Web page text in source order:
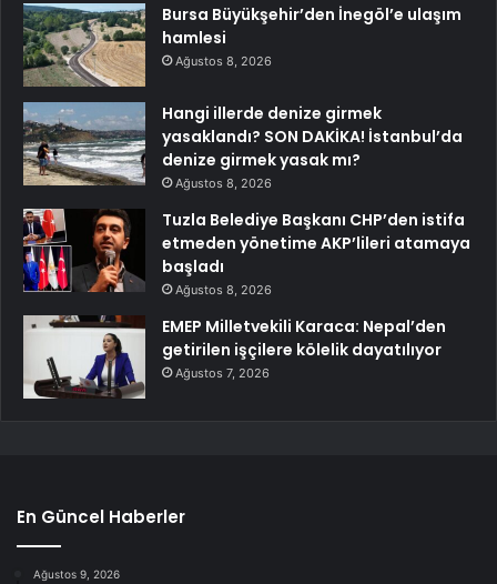
Bursa Büyükşehir’den İnegöl’e ulaşım
hamlesi
Ağustos 8, 2026
Hangi illerde denize girmek
yasaklandı? SON DAKİKA! İstanbul’da
denize girmek yasak mı?
Ağustos 8, 2026
Tuzla Belediye Başkanı CHP’den istifa
etmeden yönetime AKP’lileri atamaya
başladı
Ağustos 8, 2026
EMEP Milletvekili Karaca: Nepal’den
getirilen işçilere kölelik dayatılıyor
Ağustos 7, 2026
En Güncel Haberler
Ağustos 9, 2026